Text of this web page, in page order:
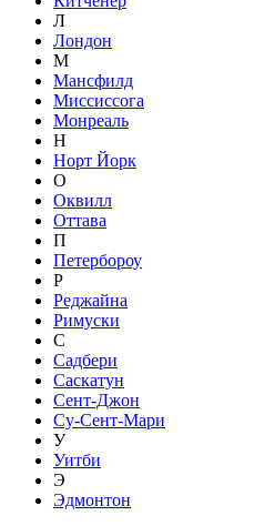
Л
Лондон
М
Мансфилд
Миссиссога
Монреаль
Н
Норт Йорк
О
Оквилл
Оттава
П
Петербороу
Р
Реджайна
Римуски
С
Садбери
Саскатун
Сент-Джон
Су-Сент-Мари
У
Уитби
Э
Эдмонтон